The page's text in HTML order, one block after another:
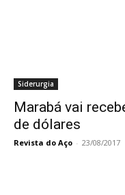
Siderurgia
Marabá vai
de dólares
Revista do Aço - 23/08/2017